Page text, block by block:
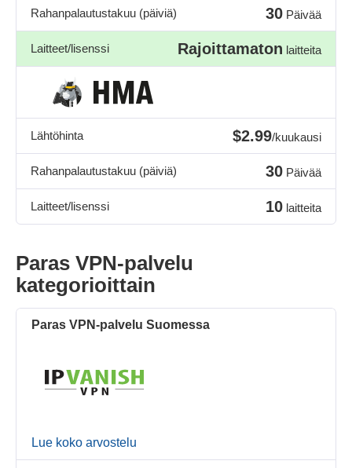
Rahanpalautustakuu (päiviä) 30 Päivää
Laitteet/lisenssi Rajoittamaton laitteita
Lähtöhinta $2.99/kuukausi
Rahanpalautustakuu (päiviä) 30 Päivää
Laitteet/lisenssi 10 laitteita
Paras VPN-palvelu
kategorioittain
Paras VPN-palvelu Suomessa
Lue koko arvostelu